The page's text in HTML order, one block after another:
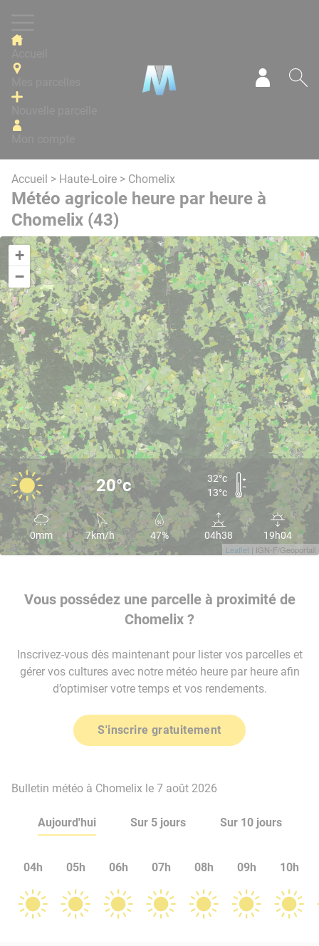
Accueil > Haute-Loire > Chomelix
Météo agricole heure par heure à
Chomelix (43)
+
−
Leaflet | IGN-F/Geoportail
20°c
32°c
13°c
0mm 7km/h 47% 04h38 19h04
Vous possédez une parcelle à proximité de
Chomelix ?
Inscrivez-vous dès maintenant pour lister vos parcelles et
gérer vos cultures avec notre météo heure par heure afin
d’optimiser votre temps et vos rendements.
S'inscrire gratuitement
Bulletin météo à Chomelix le 7 août 2026
Aujourd'hui Sur 5 jours Sur 10 jours
04h 05h 06h 07h 08h 09h 10h